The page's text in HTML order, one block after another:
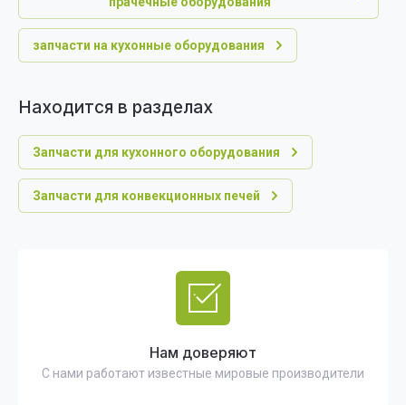
запчасти на кухонные оборудования
Находится в разделах
Запчасти для кухонного оборудования
Запчасти для конвекционных печей
Нам доверяют
С нами работают известные мировые производители